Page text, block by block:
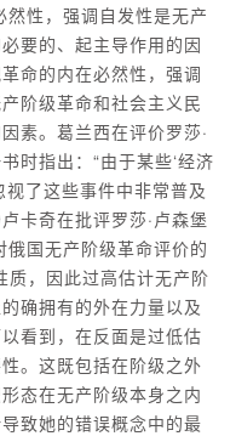
性，强调自发性是无产
要的、起主导作用的因
命的内在必然性，强调
阶级革命和社会主义民
素。葛兰西在评价罗莎·
时指出：“由于某些‘经济
了这些事件中非常普及
卡奇在批评罗莎·卢森堡
俄国无产阶级革命评价的
质，因此过高估计无产阶
确拥有的外在力量以及
看到，在反面是过低估
。这既包括在阶级之外
态在无产阶级本身之内
致她的错误概念中的最